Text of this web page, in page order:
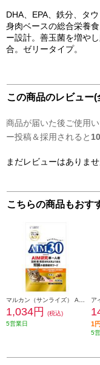
DHA、EPA、鉄分、タ
身肉ベースの総合栄養
ー設計。善玉菌を増や
合。ゼリータイプ。
この商品のレビュー(
商品が届いた後ご使用い
ー投稿＆採用されると
まだレビューはありま
こちらの商品もおす
1,034円
(税込)
5営業日
1
5